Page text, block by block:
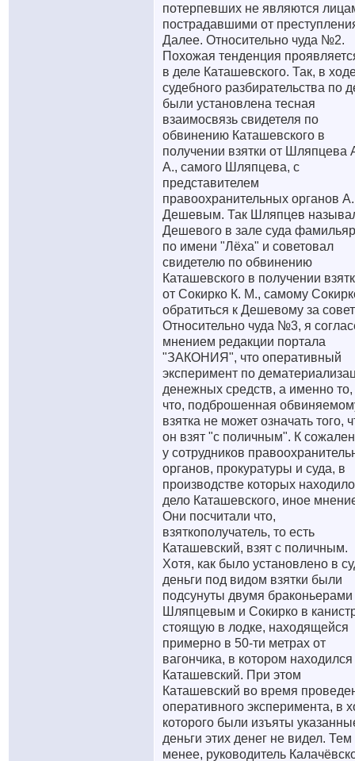
потерпевших не являются
пострадавшими от
Далее. Относительно чуда №2.
Похожая тенденция
в деле Каташевского. Так, в
судебного разбирательства по
были установлена тесная
взаимосвязь свидетеля по
обвинению Каташевского в
получении взятки от Шляпцева
А., самого Шляпцева, с
представителем
правоохранительных органов
Дешевым. Так Шляпцев
Дешевого в зале суда
по имени "Лёха" и советовал
свидетелю по обвинению
Каташевского в получении
от Сокирко К. М., самому
обратиться к Дешевому за
Относительно чуда №3, я
мнением редакции портала
"ЗАКОНИЯ", что оперативный
эксперимент по
денежных средств, а именно то,
что, подброшенная
взятка не может означать того,
он взят "с поличным". К
у сотрудников
органов, прокуратуры и суда, в
производстве которых
дело Каташевского, иное
Они посчитали что,
взяткополучатель, то есть
Каташевский, взят с поличным.
Хотя, как было установлено в
деньги под видом взятки были
подсунуты двумя браконьерами
Шляпцевым и Сокирко в
стоящую в лодке, находящейся
примерно в 50-ти метрах от
вагончика, в котором находился
Каташевский. При этом
Каташевский во время
оперативного эксперимента, в
которого были изъяты
деньги этих денег не видел. Тем
менее, руководитель